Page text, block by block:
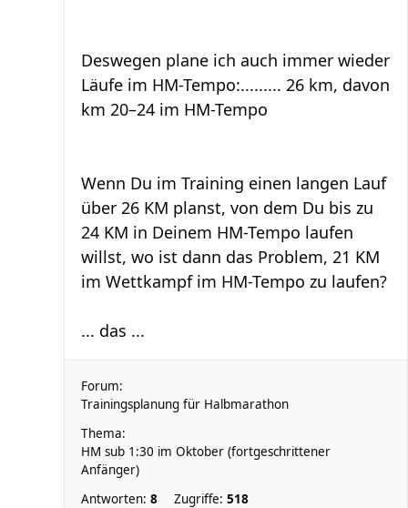
Deswegen plane ich auch immer wieder
Läufe im HM-Tempo:......... 26 km, davon
km 20–24 im HM-Tempo
Wenn Du im Training einen langen Lauf
über 26 KM planst, von dem Du bis zu
24 KM in Deinem HM-Tempo laufen
willst, wo ist dann das Problem, 21 KM
im Wettkampf im HM-Tempo zu laufen?
... das ...
Forum:
Trainingsplanung für Halbmarathon
Thema:
HM sub 1:30 im Oktober (fortgeschrittener
Anfänger)
Antworten: 8 Zugriffe: 518